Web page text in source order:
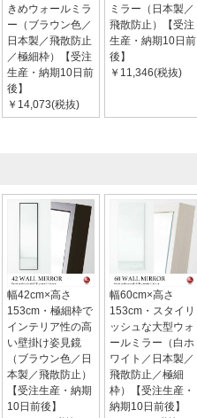
きめウォールミラ
ー（ブラウン色／
日本製／飛散防止
／極細枠）【受注
生産・納期10日前
後】
￥14,073(税抜)
ミラー（日本製／
飛散防止）【受注
生産・納期10日前
後】
￥11,346(税抜)
幅42cm×高さ
153cm・極細枠で
インテリア性の高
い壁掛け姿見鏡
（ブラウン色／日
本製／飛散防止）
【受注生産・納期
10日前後】
幅60cm×高さ
153cm・スタイリ
ッシュな大型ウォ
ールミラー（白ホ
ワイト／日本製／
飛散防止／極細
枠）【受注生産・
納期10日前後】